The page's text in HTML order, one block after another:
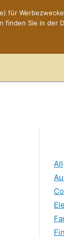
finden Sie in der